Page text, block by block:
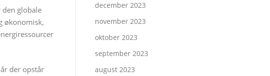
globale
økonomisk,
der opstår
december 2023
november 2023
oktober 2023
september 2023
august 2023